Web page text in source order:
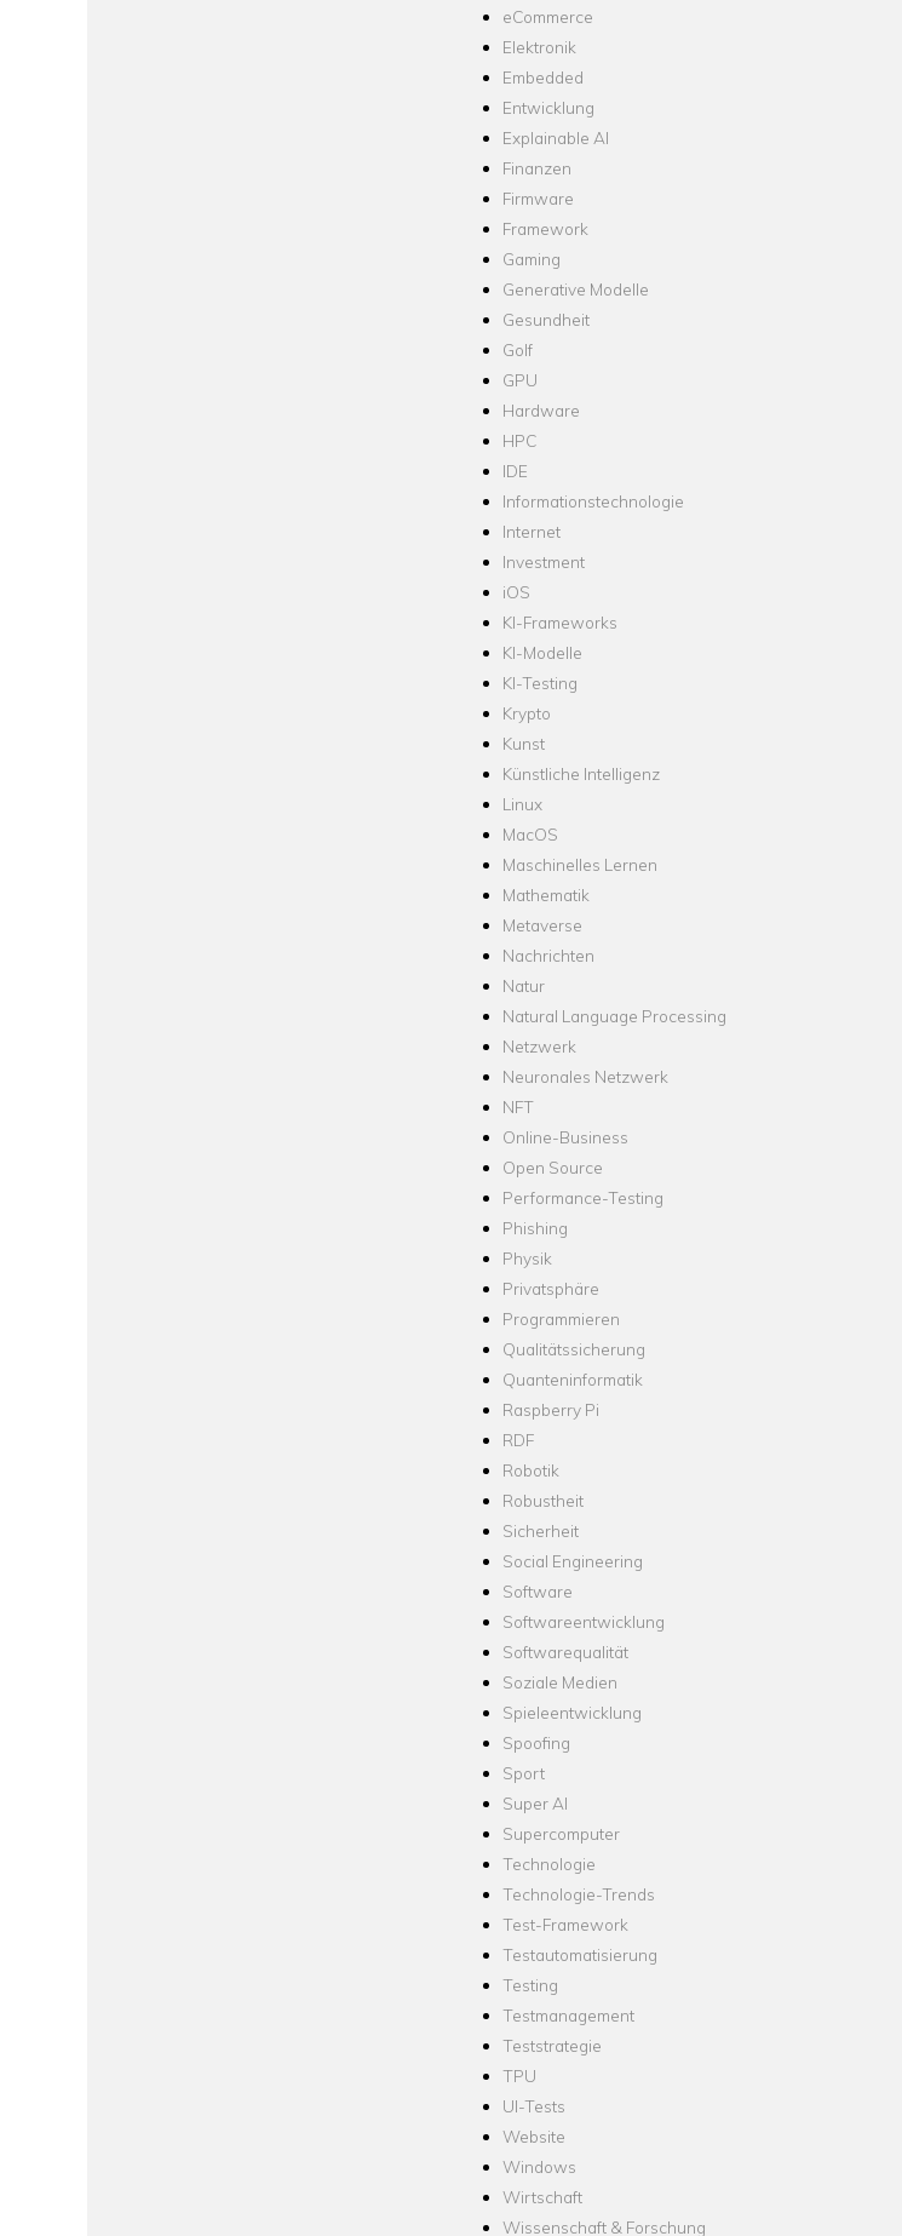
eCommerce
Elektronik
Embedded
Entwicklung
Explainable AI
Finanzen
Firmware
Framework
Gaming
Generative Modelle
Gesundheit
Golf
GPU
Hardware
HPC
IDE
Informationstechnologie
Internet
Investment
iOS
KI-Frameworks
KI-Modelle
KI-Testing
Krypto
Kunst
Künstliche Intelligenz
Linux
MacOS
Maschinelles Lernen
Mathematik
Metaverse
Nachrichten
Natur
Natural Language Processing
Netzwerk
Neuronales Netzwerk
NFT
Online-Business
Open Source
Performance-Testing
Phishing
Physik
Privatsphäre
Programmieren
Qualitätssicherung
Quanteninformatik
Raspberry Pi
RDF
Robotik
Robustheit
Sicherheit
Social Engineering
Software
Softwareentwicklung
Softwarequalität
Soziale Medien
Spieleentwicklung
Spoofing
Sport
Super AI
Supercomputer
Technologie
Technologie-Trends
Test-Framework
Testautomatisierung
Testing
Testmanagement
Teststrategie
TPU
UI-Tests
Website
Windows
Wirtschaft
Wissenschaft & Forschung